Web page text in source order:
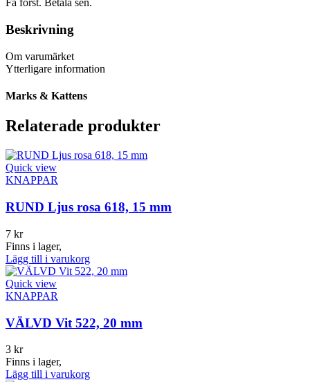
Få först. Betala sen.
Beskrivning
Om varumärket
Ytterligare information
Marks & Kattens
Relaterade produkter
Quick view
KNAPPAR
RUND Ljus rosa 618, 15 mm
7 kr
Finns i lager,
Lägg till i varukorg
Quick view
KNAPPAR
VÄLVD Vit 522, 20 mm
3 kr
Finns i lager,
Lägg till i varukorg